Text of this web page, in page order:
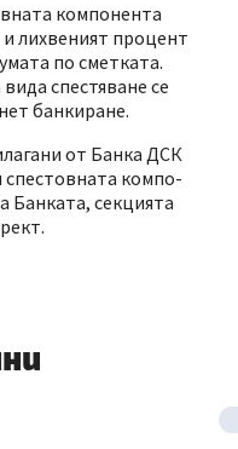
компонента
лихвеният процент
по сметката.
спестяване се
банкиране.
от Банка ДСК
компо-
Банката, секцията